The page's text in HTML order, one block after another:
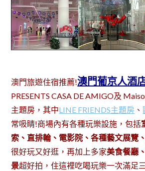
澳門旅遊住宿推薦!澳門葡京人酒
PRESENTS CASA DE AMIGO及
主題房，其中LINE FRIENDS主題房 、
常吸睛!商場內有各種玩樂設施，包括
索、直排輪、電影院、各種藝文展覽
很好玩又好逛，再加上多家美食餐廳
景超好拍，住這裡吃喝玩樂一次滿足